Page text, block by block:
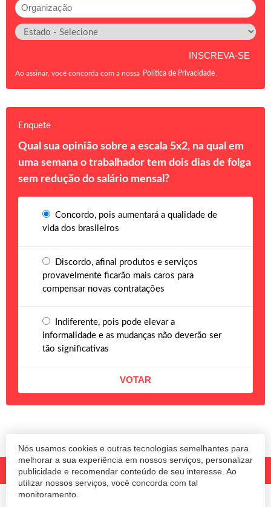
Nós usamos cookies e outras tecnologias semelhantes para
melhorar a sua experiência em nossos serviços, personalizar
publicidade e recomendar conteúdo de seu interesse. Ao
utilizar nossos serviços, você concorda com tal
monitoramento.
Ao assinar, você concorda com a nossa Política de Privacidade
Enquete
Qual sua opinião sobre a escala 5x2, na qual em
uma semana o trabalhador tem dois dias de folga
sem redução do salário mensal?
Concordo, pois aumentará a qualidade de
vida dos brasileiros
Discordo, afinal produtos e serviços
provavelmente ficarão mais caros para
compensar novas contratações
Indiferente, pois pode elevar a
informalidade e as mudanças não deverão ser
tão significativas